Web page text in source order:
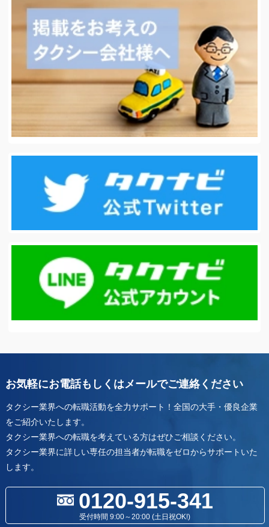
お気軽にお電話もしくはメールでご連絡ください
タクシー業界への転職活動を全力サポート！全国の大手・優良企業
をご紹介いたします。
タクシー業界への転職を考えている方はぜひご相談ください。
タクシー業界に詳しい専任の担当者が転職をゼロからサポートいた
します。
0120-915-341
受付時間 9:00～20:00 (土日祝OK!)